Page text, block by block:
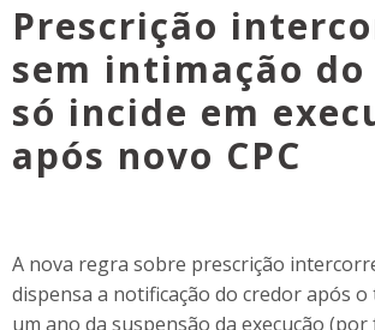
Prescrição
sem intimação
só incide em
após novo CPC
A nova regra sobre prescrição
dispensa a notificação do credor após
um ano da suspensão da execução (por